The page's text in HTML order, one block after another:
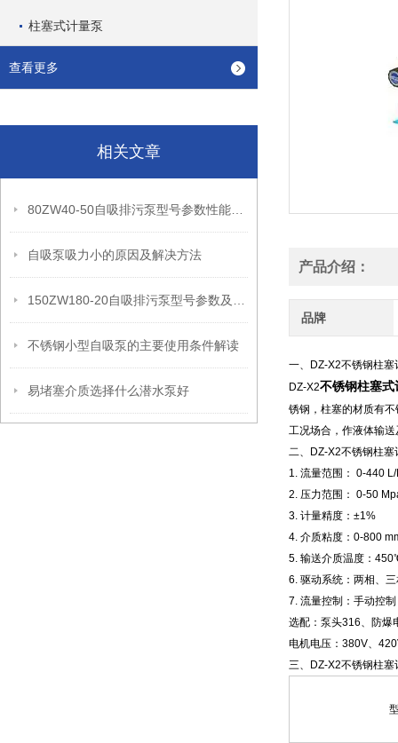
柱塞式计量泵
查看更多
相关文章
自吸泵吸力小的原因及解决方法
不锈钢小型自吸泵的主要使用条件解读
易堵塞介质选择什么潜水泵好
产品介绍：
品牌
一、DZ-X2不锈钢柱塞
DZ-X2不锈钢柱塞式
锈钢，柱塞的材质有
工况场合，作液体输
二、DZ-X2不锈钢柱塞
1. 流量范围： 0-440
2. 压力范围： 0-50
3. 计量精度：±1%
4. 介质粘度：0-800
5. 输送介质温度：
6. 驱动系统：两相、
7. 流量控制：手动控
选配：泵头316、防爆
电机电压：380V、
三、DZ-X2不锈钢柱塞